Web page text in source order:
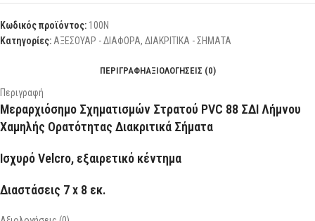
Κωδικός προϊόντος: 100Ν
Κατηγορίες: ΑΞΕΣΟΥΑΡ - ΔΙΑΦΟΡΑ, ΔΙΑΚΡΙΤΙΚΑ - ΣΗΜΑΤΑ
ΠΕΡΙΓΡΑΦΉΑΞΙΟΛΟΓΉΣΕΙΣ (0)
Περιγραφή
Μεραρχιόσημο Σχηματισμών Στρατού PVC 88 ΣΔΙ Λήμνου
Χαμηλής Ορατότητας Διακριτικά Σήματα
Ισχυρό Velcro, εξαιρετικό κέντημα
Διαστάσεις 7 x 8 εκ.